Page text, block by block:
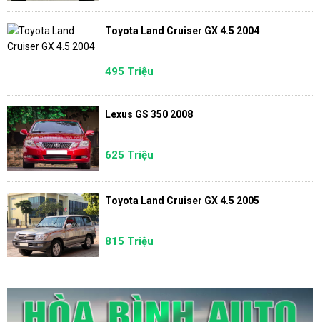
Toyota Land Cruiser GX 4.5 2004
495 Triệu
Lexus GS 350 2008
625 Triệu
Toyota Land Cruiser GX 4.5 2005
815 Triệu